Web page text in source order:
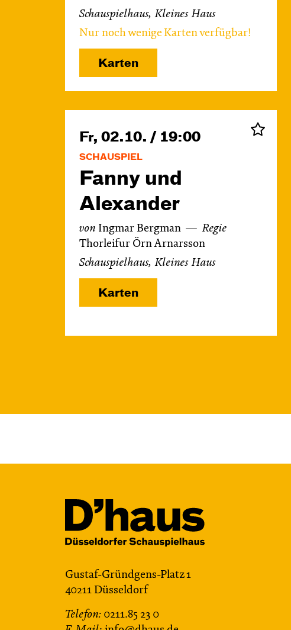
Schauspielhaus, Kleines Haus
Nur noch wenige Karten verfügbar!
Karten
Fr, 02.10. / 19:00
SCHAUSPIEL
Fanny und
Alexander
von Ingmar Bergman
Regie
Thorleifur Örn Arnarsson
Schauspielhaus, Kleines Haus
Karten
Gustaf-Gründgens-Platz 1
40211 Düsseldorf
Telefon: 0211.85 23 0